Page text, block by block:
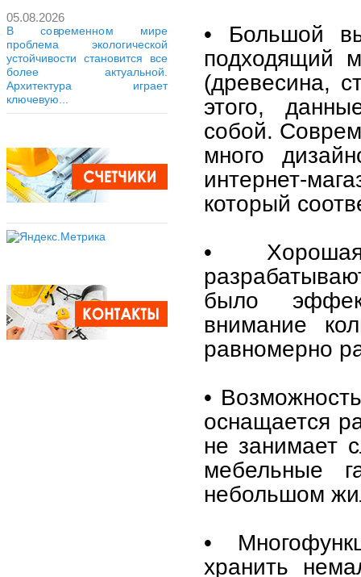
05.08.2026
В современном мире
проблема экологической
устойчивости становится все
более актуальной.
Архитектура играет
ключевую...
• Большой
подходящий
(древесина,
этого,
собой.
много
интернет-
который
• Хорошая
было
внимание
равномерно
•
оснащается
не занимает
мебельные
небольшом
•
хранить